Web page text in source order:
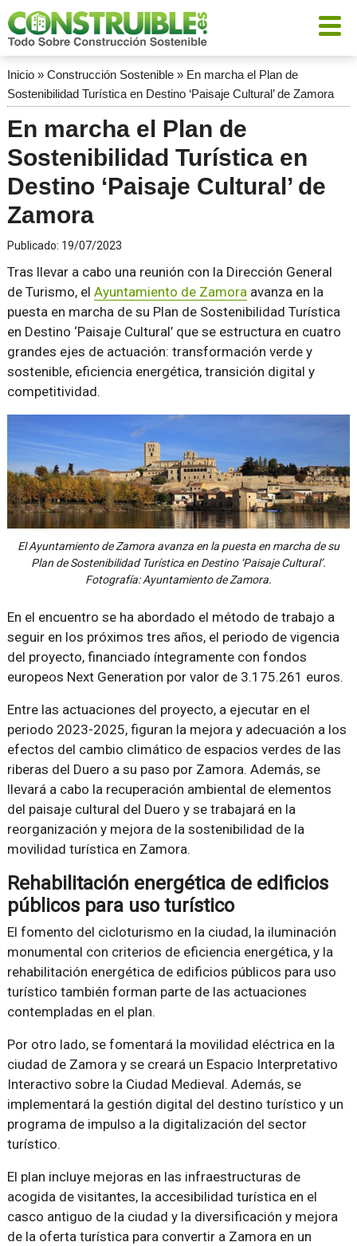
Inicio» Construcción Sostenible» En marcha el Plan de
Sostenibilidad Turística en Destino ‘Paisaje Cultural’ de Zamora
En marcha el Plan de
Sostenibilidad Turística en
Destino ‘Paisaje Cultural’ de
Zamora
Publicado: 19/07/2023
Tras llevar a cabo una reunión con la Dirección General
de Turismo, el Ayuntamiento de Zamoraavanza en la
puesta en marcha de su Plan de Sostenibilidad Turística
en Destino ‘Paisaje Cultural’ que se estructura en cuatro
grandes ejes de actuación: transformación verde y
sostenible, eficiencia energética, transición digital y
competitividad.
El Ayuntamiento de Zamora avanza en la puesta en marcha de su
Plan de Sostenibilidad Turística en Destino ‘Paisaje Cultural’.
Fotografía: Ayuntamiento de Zamora.
En el encuentro se ha abordado el método de trabajo a
seguir en los próximos tres años, el periodo de vigencia
del proyecto, financiado íntegramente con fondos
europeos Next Generation por valor de 3.175.261 euros.
Entre las actuaciones del proyecto, a ejecutar en el
periodo 2023-2025, figuran la mejora y adecuación a los
efectos del cambio climático de espacios verdes de las
riberas del Duero a su paso por Zamora. Además, se
llevará a cabo la recuperación ambiental de elementos
del paisaje cultural del Duero y se trabajará en la
reorganización y mejora de la sostenibilidad de la
movilidad turística en Zamora.
Rehabilitación energética de edificios
públicos para uso turístico
El fomento del cicloturismo en la ciudad, la iluminación
monumental con criterios de eficiencia energética, y la
rehabilitación energética de edificios públicos para uso
turístico también forman parte de las actuaciones
contempladas en el plan.
Por otro lado, se fomentará la movilidad eléctrica en la
ciudad de Zamora y se creará un Espacio Interpretativo
Interactivo sobre la Ciudad Medieval. Además, se
implementará la gestión digital del destino turístico y un
programa de impulso a la digitalización del sector
turístico.
El plan incluye mejoras en las infraestructuras de
acogida de visitantes, la accesibilidad turística en el
casco antiguo de la ciudad y la diversificación y mejora
de la oferta turística para convertir a Zamora en un